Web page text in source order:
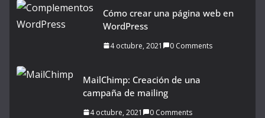
Cómo crear una página web en
WordPress
4 octubre, 2021 0 Comments
MailChimp: Creación de una
campaña de mailing
4 octubre, 2021 0 Comments